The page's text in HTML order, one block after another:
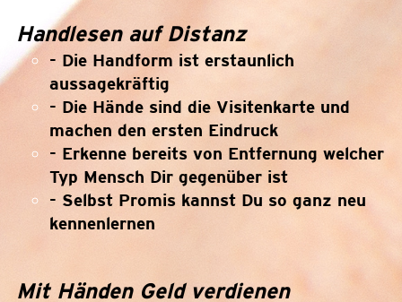
Handlesen auf Distanz
- Die Handform ist erstaunlich
aussagekräftig
- Die Hände sind die Visitenkarte und
machen den ersten Eindruck
- Erkenne bereits von Entfernung welcher
Typ Mensch Dir gegenüber ist
- Selbst Promis kannst Du so ganz neu
kennenlernen
Mit Händen Geld verdienen